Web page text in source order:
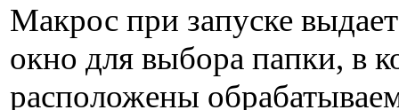
Макрос при запуске
окно для выбора папки, в
расположены